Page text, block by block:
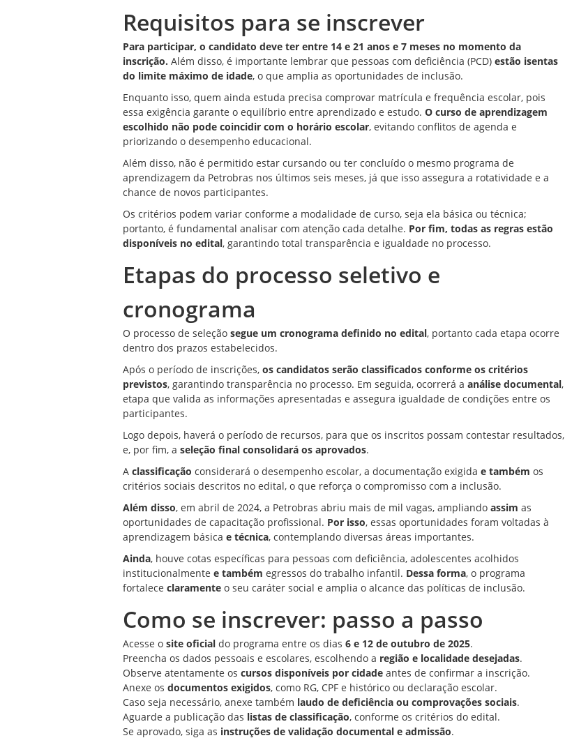
Requisitos para se inscrever
Para participar, o candidato deve ter entre 14 e 21 anos e 7 meses no momento da
inscrição. Além disso, é importante lembrar que pessoas com deficiência (PCD) estão isentas
do limite máximo de idade, o que amplia as oportunidades de inclusão.
Enquanto isso, quem ainda estuda precisa comprovar matrícula e frequência escolar, pois
essa exigência garante o equilíbrio entre aprendizado e estudo. O curso de aprendizagem
escolhido não pode coincidir com o horário escolar, evitando conflitos de agenda e
priorizando o desempenho educacional.
Além disso, não é permitido estar cursando ou ter concluído o mesmo programa de
aprendizagem da Petrobras nos últimos seis meses, já que isso assegura a rotatividade e a
chance de novos participantes.
Os critérios podem variar conforme a modalidade de curso, seja ela básica ou técnica;
portanto, é fundamental analisar com atenção cada detalhe. Por fim, todas as regras estão
disponíveis no edital, garantindo total transparência e igualdade no processo.
Etapas do processo seletivo e
cronograma
O processo de seleção segue um cronograma definido no edital, portanto cada etapa ocorre
dentro dos prazos estabelecidos.
Após o período de inscrições, os candidatos serão classificados conforme os critérios
previstos, garantindo transparência no processo. Em seguida, ocorrerá a análise documental,
etapa que valida as informações apresentadas e assegura igualdade de condições entre os
participantes.
Logo depois, haverá o período de recursos, para que os inscritos possam contestar resultados,
e, por fim, a seleção final consolidará os aprovados.
A classificação considerará o desempenho escolar, a documentação exigida e também os
critérios sociais descritos no edital, o que reforça o compromisso com a inclusão.
Além disso, em abril de 2024, a Petrobras abriu mais de mil vagas, ampliando assim as
oportunidades de capacitação profissional. Por isso, essas oportunidades foram voltadas à
aprendizagem básica e técnica, contemplando diversas áreas importantes.
Ainda, houve cotas específicas para pessoas com deficiência, adolescentes acolhidos
institucionalmente e também egressos do trabalho infantil. Dessa forma, o programa
fortalece claramente o seu caráter social e amplia o alcance das políticas de inclusão.
Como se inscrever: passo a passo
Acesse o site oficial do programa entre os dias 6 e 12 de outubro de 2025.
Preencha os dados pessoais e escolares, escolhendo a região e localidade desejadas.
Observe atentamente os cursos disponíveis por cidade antes de confirmar a inscrição.
Anexe os documentos exigidos, como RG, CPF e histórico ou declaração escolar.
Caso seja necessário, anexe também laudo de deficiência ou comprovações sociais.
Aguarde a publicação das listas de classificação, conforme os critérios do edital.
Se aprovado, siga as instruções de validação documental e admissão.